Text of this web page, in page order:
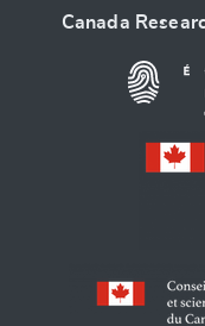
Canada